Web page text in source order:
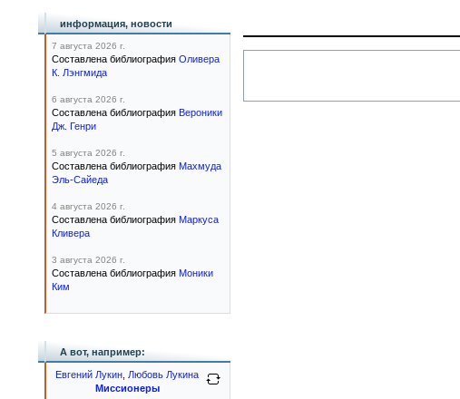
информация, новости
7 августа 2026 г.
Составлена библиография Оливера
К. Лэнгмида
6 августа 2026 г.
Составлена библиография Вероники
Дж. Генри
5 августа 2026 г.
Составлена библиография Махмуда
Эль-Сайеда
4 августа 2026 г.
Составлена библиография Маркуса
Кливера
3 августа 2026 г.
Составлена библиография Моники
Ким
А вот, например:
Евгений Лукин Любовь Лукина
Миссионеры